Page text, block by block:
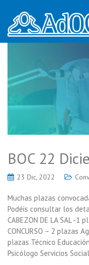
BOC 22
23 Dic, 2022
Muchas plazas
Podéis consultar los
CABEZON DE LA SAL -1
CONCURSO – 2 plazas
plazas Técnico
Psicólogo Servicios